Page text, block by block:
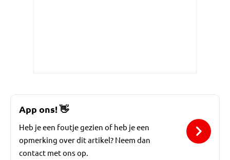
App ons!👋
Heb je een foutje gezien of heb je een
opmerking over dit artikel? Neem dan
contact met ons op.